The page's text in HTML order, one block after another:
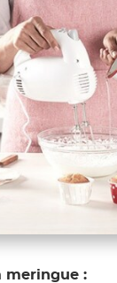
meringue :